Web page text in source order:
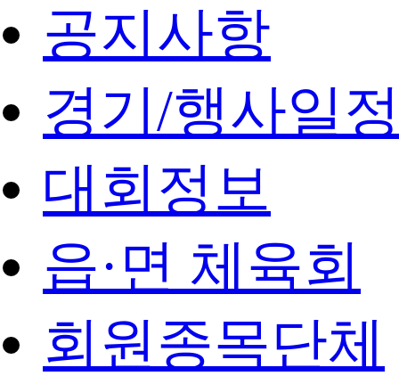
공지사항
경기/행사일
대회정보
읍·면 체육회
회원종목단체